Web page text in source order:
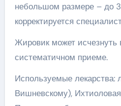
небольшом размере – до
корректируется
Жировик может исчезнуть
систематичном приеме.
Используемые лекарства:
Вишневскому),